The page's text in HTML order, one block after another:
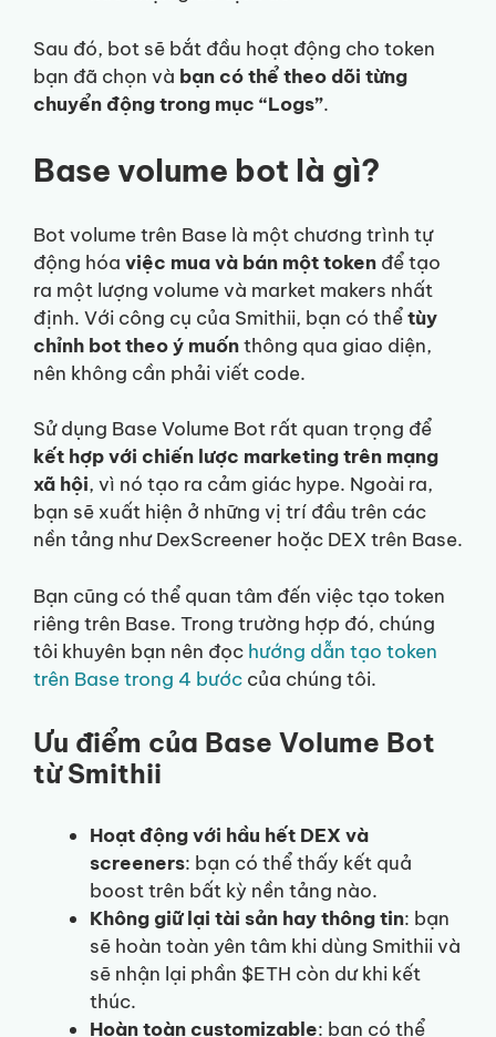
Sau đó, bot sẽ bắt đầu hoạt động cho token
bạn đã chọn và bạn có thể theo dõi từng
chuyển động trong mục “Logs”.
Base volume bot là gì?
Bot volume trên Base là một chương trình tự
động hóa việc mua và bán một token để tạo
ra một lượng volume và market makers nhất
định. Với công cụ của Smithii, bạn có thểtùy
chỉnh bot theo ý muốnthông qua giao diện,
nên không cần phải viết code.
Sử dụng Base Volume Bot rất quan trọng để
kết hợp với chiến lược marketing trên mạng
xã hội, vì nó tạo ra cảm giác hype. Ngoài ra,
bạn sẽ xuất hiện ở những vị trí đầu trên các
nền tảng như DexScreener hoặc DEX trên Base.
Bạn cũng có thể quan tâm đến việc tạo token
riêng trên Base. Trong trường hợp đó, chúng
tôi khuyên bạn nên đọc hướng dẫn tạo token
trên Base trong 4 bước của chúng tôi.
Ưu điểm của Base Volume Bot
từ Smithii
Hoạt động với hầu hết DEX và
screeners: bạn có thể thấy kết quả
boost trên bất kỳ nền tảng nào.
Không giữ lại tài sản hay thông tin: bạn
sẽ hoàn toàn yên tâm khi dùng Smithii và
sẽ nhận lại phần $ETH còn dư khi kết
thúc.
Hoàn toàn customizable: bạn có thể